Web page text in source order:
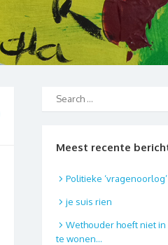
Meest recente
Politieke
je suis rien
Wethouder hoeft niet
te wonen…